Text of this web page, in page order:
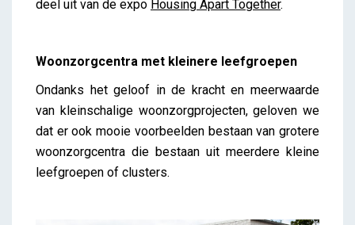
deel uit van de expo Housing Apart Together.
Woonzorgcentra met kleinere leefgroepen
Ondanks het geloof in de kracht en meerwaarde
van kleinschalige woonzorgprojecten, geloven we
dat er ook mooie voorbeelden bestaan van grotere
woonzorgcentra die bestaan uit meerdere kleine
leefgroepen of clusters.